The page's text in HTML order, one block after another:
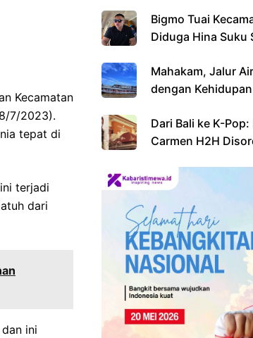
Kecamatan
7/2023).
tepat di
terjadi
dari
ini
Bigmo Tuai
Diduga Hina Suku
Mahakam, Jalur
dengan
Dari Bali ke K-Pop:
Carmen H2H